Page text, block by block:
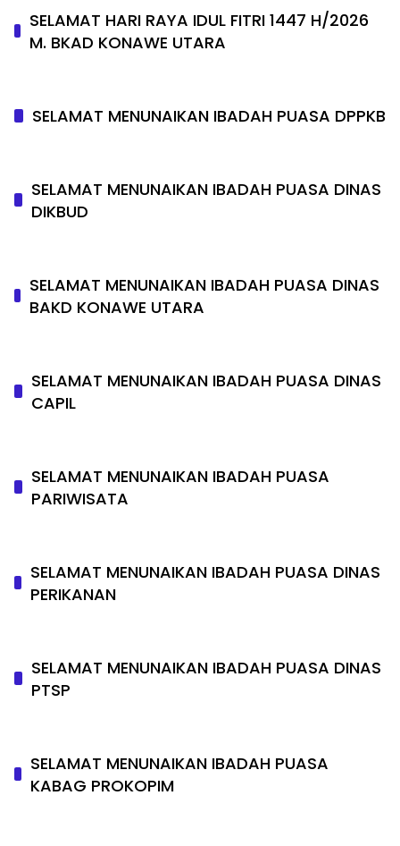
SELAMAT HARI RAYA IDUL FITRI 1447 H/2026
M. BKAD KONAWE UTARA
SELAMAT MENUNAIKAN IBADAH PUASA DPPKB
SELAMAT MENUNAIKAN IBADAH PUASA DINAS
DIKBUD
SELAMAT MENUNAIKAN IBADAH PUASA DINAS
BAKD KONAWE UTARA
SELAMAT MENUNAIKAN IBADAH PUASA DINAS
CAPIL
SELAMAT MENUNAIKAN IBADAH PUASA
PARIWISATA
SELAMAT MENUNAIKAN IBADAH PUASA DINAS
PERIKANAN
SELAMAT MENUNAIKAN IBADAH PUASA DINAS
PTSP
SELAMAT MENUNAIKAN IBADAH PUASA
KABAG PROKOPIM